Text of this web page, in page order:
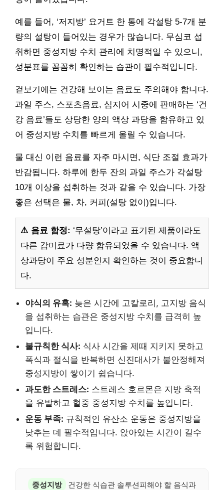
예를 들어, ‘저지방’ 요거트 한 통에 각설탕 5-7개 분
량의 설탕이 들어있는 경우가 많습니다. 무심코 섭
취하면 중성지방 수치 관리에 치명적일 수 있으니,
성분표를 꼼꼼히 확인하는 습관이 필수적입니다.
겉보기에는 건강해 보이는 음료도 주의해야 합니다.
과일 주스, 스포츠음료, 심지어 시중에 판매하는 ‘건
강 음료’들도 상당한 양의 액상 과당을 함유하고 있
어 중성지방 수치를 빠르게 올릴 수 있습니다.
물 대신 이런 음료를 자주 마시면, 식단 조절 효과가
반감됩니다. 하루에 한두 잔의 과일 주스가 각설탕
10개 이상을 섭취하는 것과 같을 수 있습니다. 가장
좋은 선택은 물, 차, 커피(설탕 없이)입니다.
⚠️ 음료 함정: ‘무설탕’이라고 표기된 제품이라도
다른 감미료가 다량 함유되었을 수 있습니다. 액
상과당이 주요 성분인지 확인하는 것이 중요합니
다.
야식의 유혹: 늦은 시간에 고칼로리, 고지방 음식
을 섭취하는 습관은 중성지방 수치를 급격히 높
입니다.
불규칙한 식사: 식사 시간을 제때 지키지 못하고
폭식과 절식을 반복하면 신진대사가 불안정해져
중성지방이 쌓이기 쉽습니다.
과도한 스트레스: 스트레스 호르몬은 지방 축적
을 유발하고 혈중 중성지방 수치를 높입니다.
운동 부족: 규칙적인 유산소 운동은 중성지방을
낮추는 데 필수적입니다. 앉아있는 시간이 길수
록 위험합니다.
중성지방
건강한 식습관 솔루션피해야 할 음식과